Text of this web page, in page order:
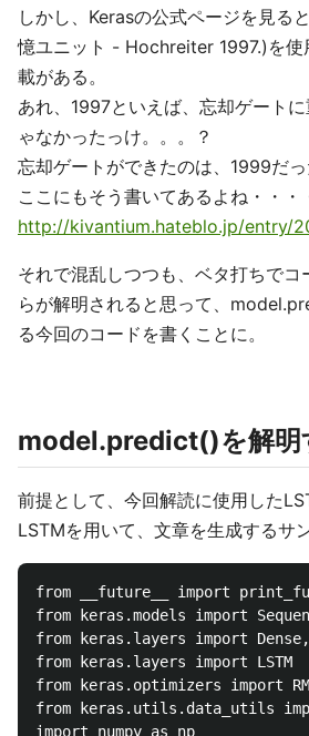
しかし、Kerasの公式ページを見る
憶ユニット - Hochreiter 1997.)を使
載がある。
あれ、1997といえば、忘却ゲート
ゃなかったっけ。。。？
忘却ゲートができたのは、1999だっ
ここにもそう書いてあるよね・・・
http://kivantium.hateblo.jp/entry/
それで混乱しつつも、ベタ打ちでコ
らが解明されると思って、
る今回のコードを書くことに。
model.predict()を解明
前提として、今回解読に使用した
LSTMを用いて、文章を生成するサ
from __future__ import
from keras.models import
from keras.layers import
from keras.layers import LSTM
from keras.optimizers import
from keras.utils.data_utils
import numpy as np